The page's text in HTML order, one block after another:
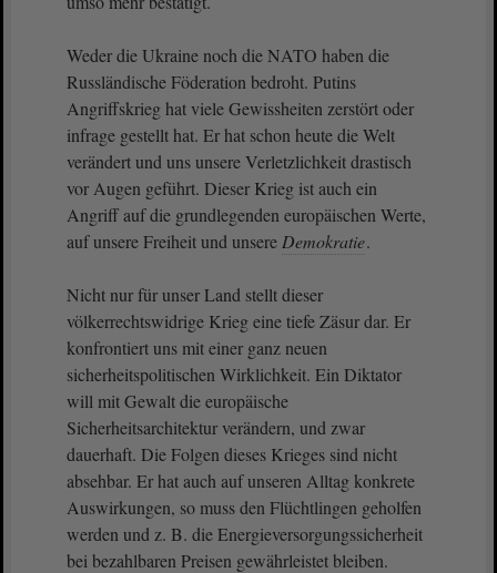
Weder die Ukraine noch die NATO haben die
Russländische Föderation bedroht. Putins
Angriffskrieg hat viele Gewissheiten zerstört oder
infrage gestellt hat. Er hat schon heute die Welt
verändert und uns unsere Verletzlichkeit drastisch
vor Augen geführt. Dieser Krieg ist auch ein
Angriff auf die grundlegenden europäischen Werte,
auf unsere Freiheit und unsere Demokratie.
Nicht nur für unser Land stellt dieser
völkerrechtswidrige Krieg eine tiefe Zäsur dar. Er
konfrontiert uns mit einer ganz neuen
sicherheitspolitischen Wirklichkeit. Ein Diktator
will mit Gewalt die europäische
Sicherheitsarchitektur verändern, und zwar
dauerhaft. Die Folgen dieses Krieges sind nicht
absehbar. Er hat auch auf unseren Alltag konkrete
Auswirkungen, so muss den Flüchtlingen geholfen
werden und z. B. die Energieversorgungssicherheit
bei bezahlbaren Preisen gewährleistet bleiben.